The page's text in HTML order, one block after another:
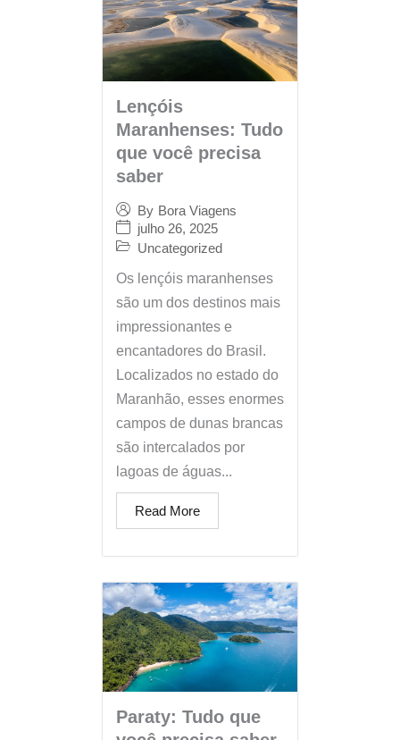
Lençóis
Maranhenses: Tudo
que você precisa
saber
By Bora Viagens
julho 26, 2025
Uncategorized
Os lençóis maranhenses
são um dos destinos mais
impressionantes e
encantadores do Brasil.
Localizados no estado do
Maranhão, esses enormes
campos de dunas brancas
são intercalados por
lagoas de águas...
Read More
Paraty: Tudo que